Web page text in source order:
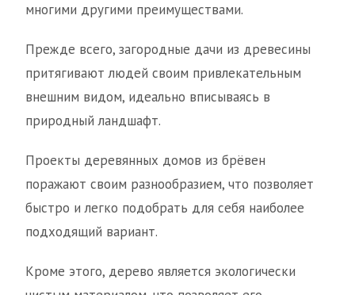
многими другими преимуществами.
Прежде всего, загородные дачи из древесины
притягивают людей своим привлекательным
внешним видом, идеально вписываясь в
природный ландшафт.
Проекты деревянных домов из брёвен
поражают своим разнообразием, что позволяет
быстро и легко подобрать для себя наиболее
подходящий вариант.
Кроме этого, дерево является экологически